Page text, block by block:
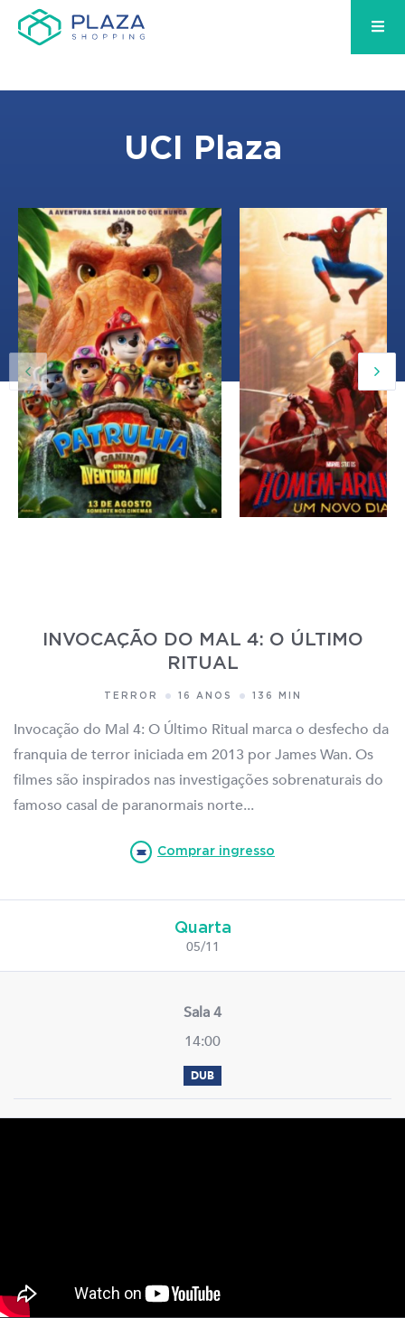
UCI Plaza
12:00, 14:00 12:20, 15:15, 18:10,
INVOCAÇÃO DO MAL 4: O ÚLTIMO
RITUAL
TERROR 16 ANOS 136 MIN
Invocação do Mal 4: O Último Ritual marca o desfecho da
franquia de terror iniciada em 2013 por James Wan. Os
filmes são inspirados nas investigações sobrenaturais do
famoso casal de paranormais norte...
Comprar ingresso
Quarta
05/11
Sala 4
14:00
DUB